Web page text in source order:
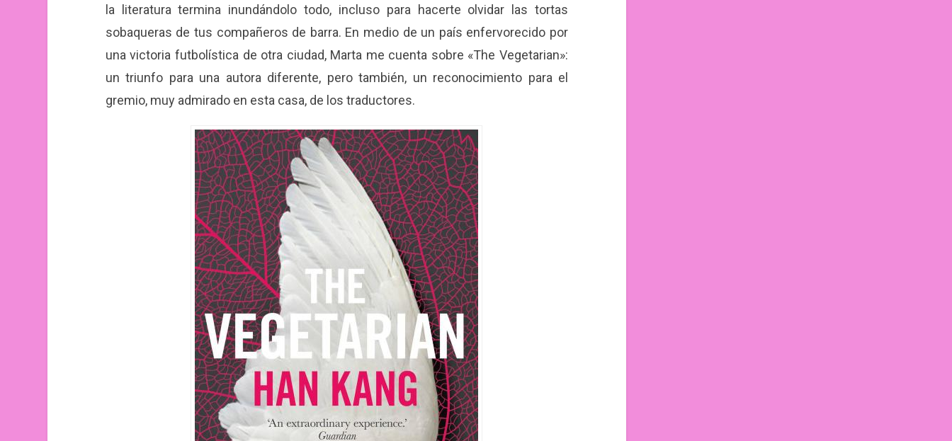
la literatura termina inundándolo todo, incluso para hacerte olvidar las tortas
sobaqueras de tus compañeros de barra. En medio de un país enfervorecido por
una victoria futbolística de otra ciudad, Marta me cuenta sobre «The Vegetarian»:
un triunfo para una autora diferente, pero también, un reconocimiento para el
gremio, muy admirado en esta casa, de los traductores.